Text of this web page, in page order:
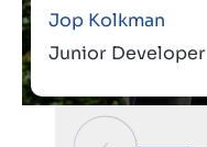
Jop Kolkman
Junior Developer